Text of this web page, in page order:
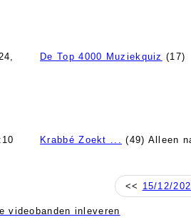
De Top 4000 Muziekquiz (17)
Krabbé Zoekt ... (49) Alleen
<< 15/12/